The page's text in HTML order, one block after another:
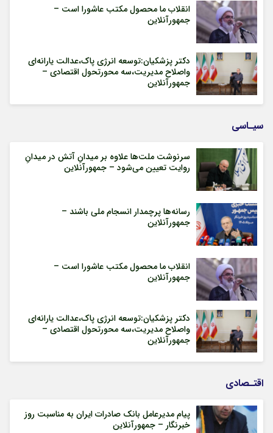
انقلاب ما محصول مکتب عاشورا است –
جمهورآنلاین
دکتر پزشکیان:توسعه انرژی پاک،عدالت یارانه‌ای
واصلاح مدیریت،سه محورتحول اقتصادی –
جمهورآنلاین
سیـاسی
سرنوشت ملت‌ها علاوه بر میدانِ آتش در میدانِ
روایت تعیین می‌شود – جمهورآنلاین
رسانه‌ها پرچمدار انسجام ملی باشند –
جمهورآنلاین
انقلاب ما محصول مکتب عاشورا است –
جمهورآنلاین
دکتر پزشکیان:توسعه انرژی پاک،عدالت یارانه‌ای
واصلاح مدیریت،سه محورتحول اقتصادی –
جمهورآنلاین
اقتـصادی
پیام مدیرعامل بانک صادرات ایران به مناسبت روز
خبرنگار – جمهورآنلاین